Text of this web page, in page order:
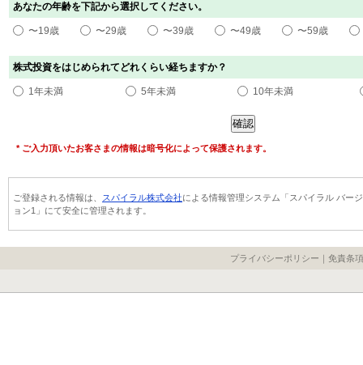
あなたの年齢を下記から選択してください。
〜19歳 〜29歳 〜39歳 〜49歳 〜59歳
株式投資をはじめられてどれくらい経ちますか？
1年未満 5年未満 10年未満
* ご入力頂いたお客さまの情報は暗号化によって保護されます。
ご登録される情報は、 スパイラル株式会社による情報管理システム「スパイラル バージ
ョン1」にて安全に管理されます。
プライバシーポリシー ｜ 免責条項